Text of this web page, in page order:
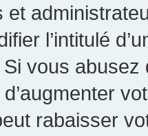
et
l’intitulé
Si vous
rabaisser